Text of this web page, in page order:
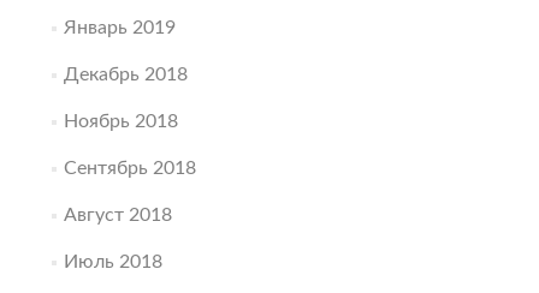
Январь 2019
Декабрь 2018
Ноябрь 2018
Сентябрь 2018
Август 2018
Июль 2018